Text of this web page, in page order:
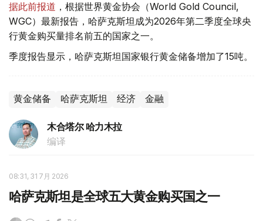
据此前报道 ，根据世界黄金协会（World Gold Council,
WGC）最新报告，哈萨克斯坦成为2026年第二季度全球央
行黄金购买量排名前五的国家之一。
季度报告显示，哈萨克斯坦国家银行黄金储备增加了15吨。
黄金储备 哈萨克斯坦 经济 金融
木合塔尔 哈力木拉
编译
08:31, 31 7月 2026
哈萨克斯坦是全球五大黄金购买国之一